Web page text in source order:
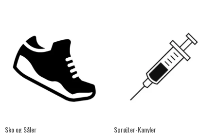
Sko og Såler Sprøjter-Kanyler